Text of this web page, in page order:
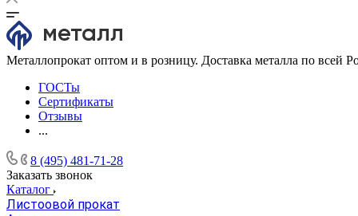
Металлопрокат оптом и в розницу. Доставка металла по всей
ГОСТы
Сертификаты
Отзывы
...
8 (495) 481-71-28
Заказать звонок
Каталог
Листоовой прокат